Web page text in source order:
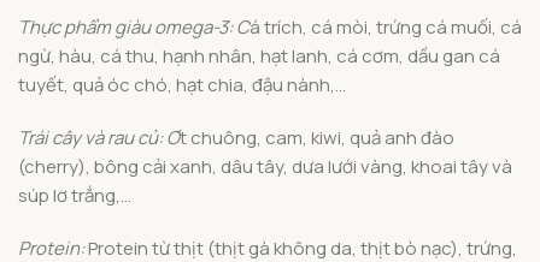
Thực phẩm giàu omega-3: Cá trích, cá mòi, trứng cá muối, cá
ngừ, hàu, cá thu, hạnh nhân, hạt lanh, cá cơm, dầu gan cá
tuyết, quả óc chó, hạt chia, đậu nành,…
Trái cây và rau củ: Ơt chuông, cam, kiwi, quả anh đào
(cherry), bông cải xanh, dâu tây, dưa lưới vàng, khoai tây và
súp lơ trắng,…
Protein:Protein từ thịt (thịt gà không da, thịt bò nạc), trứng,